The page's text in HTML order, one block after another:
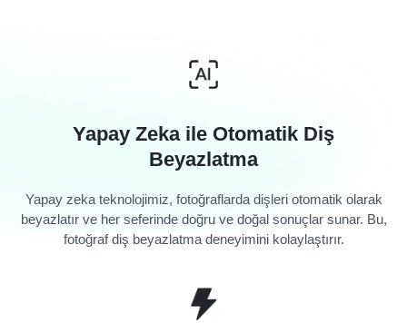
Yapay Zeka ile Otomatik Diş
Beyazlatma
Yapay zeka teknolojimiz, fotoğraflarda dişleri otomatik olarak
beyazlatır ve her seferinde doğru ve doğal sonuçlar sunar. Bu,
fotoğraf diş beyazlatma deneyimini kolaylaştırır.